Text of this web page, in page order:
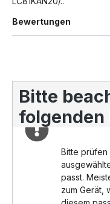
Bewertungen
Bitte
folgenden
Bitte prüfen
passt.
zum Gerät,